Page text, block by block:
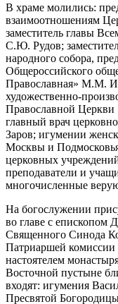
В храме молились:
взаимоотношениям
заместитель главы
С.Ю. Рудов;
народного собора,
Общероссийского
Православная» М.М.
художественно-
Православной
главный врач
Заров; игумении
Москвы и
церковных
преподаватели и
многочисленные
На богослужении
во главе с
Священного Синода
Патриаршей комиссии
настоятелем
Восточной пустыне
входят: игумения
Пресвятой